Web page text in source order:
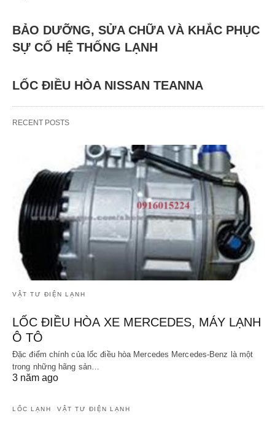
BẢO DƯỠNG, SỬA CHỮA VÀ KHẮC PHỤC
SỰ CỐ HỆ THỐNG LẠNH
LỐC ĐIỀU HÒA NISSAN TEANNA
RECENT POSTS
VẬT TƯ ĐIỆN LẠNH
LỐC ĐIỀU HÒA XE MERCEDES, MÁY LẠNH
Ô TÔ
Đặc điểm chính của lốc điều hòa Mercedes Mercedes-Benz là một
trong những hãng sản…
3 năm ago
LỐC LẠNH VẬT TƯ ĐIỆN LẠNH